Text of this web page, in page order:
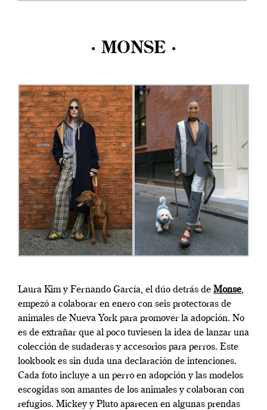
· MONSE ·
Laura Kim y Fernando García, el dúo detrás de Monse,
empezó a colaborar en enero con seis protectoras de
animales de Nueva York para promover la adopción. No
es de extrañar que al poco tuviesen la idea de lanzar una
colección de sudaderas y accesorios para perros. Este
lookbook es sin duda una declaración de intenciones.
Cada foto incluye a un perro en adopción y las modelos
escogidas son amantes de los animales y colaboran con
refugios. Mickey y Pluto aparecen en algunas prendas